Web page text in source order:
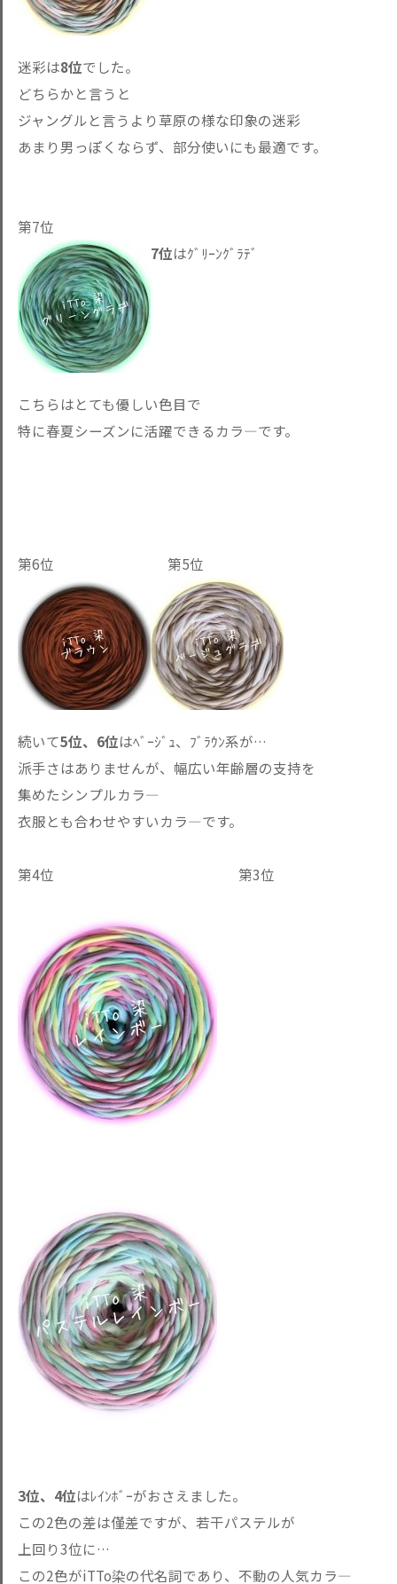
迷彩は8位でした。
どちらかと言うと
ジャングルと言うより草原の様な印象の迷彩
あまり男っぽくならず、部分使いにも最適です。
第7位
7位はｸﾞﾘｰﾝｸﾞﾗﾃﾞ
こちらはとても優しい色目で
特に春夏シーズンに活躍できるカラ―です。
第6位 第5位
続いて5位、6位はﾍﾞｰｼﾞｭ、ﾌﾞﾗｳﾝ系が…
派手さはありませんが、幅広い年齢層の支持を
集めたシンプルカラ―
衣服とも合わせやすいカラ―です。
第4位 第3位
3位、4位はﾚｲﾝﾎﾞｰがおさえました。
この2色の差は僅差ですが、若干パステルが
上回り3位に…
この2色がiTTo染の代名詞であり、不動の人気カラ―